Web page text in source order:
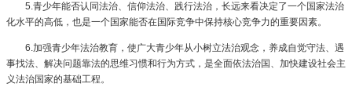
5.青少年能否认同法治、信仰法治、践行法治，长远来看决定了一个国家法治
化水平的高低，也是一个国家能否在国际竞争中保持核心竞争力的重要因素。
6.加强青少年法治教育，使广大青少年从小树立法治观念，养成自觉守法、遇
事找法、解决问题靠法的思维习惯和行为方式，是全面依法治国、加快建设社会主
义法治国家的基础工程。